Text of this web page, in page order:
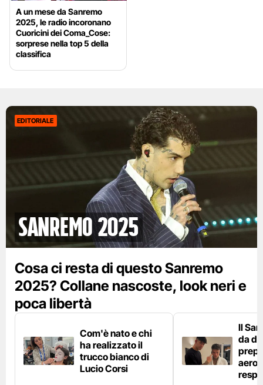
A un mese da Sanremo
2025, le radio incoronano
Cuoricini dei Coma_Cose:
sorprese nella top 5 della
classifica
EDITORIALE
Sanremo 2025
Cosa ci resta di questo Sanremo
2025? Collane nascoste, look neri e
poca libertà
Com'è nato e chi
ha realizzato il
trucco bianco di
Lucio Corsi
Il
da